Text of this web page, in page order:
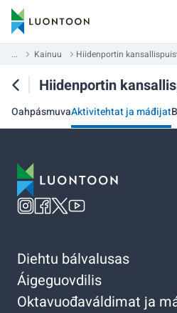
... Kainuu Hiidenportin
Hiidenportin
OahpásmuvaAktivitehtat ja máđijat
Diehtu bálvalusas
Áigeguovdilis
Oktavuođaváldimat ja